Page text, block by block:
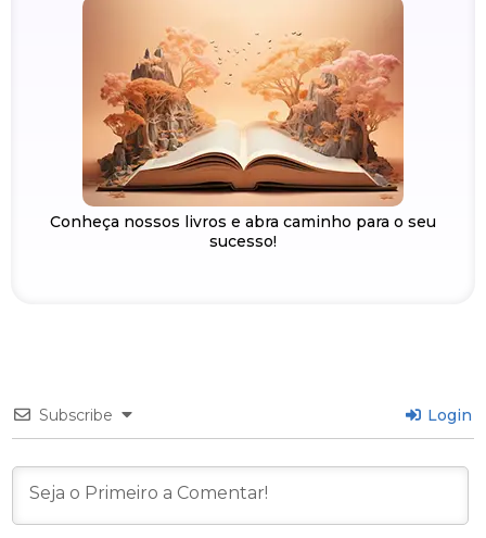
Conheça nossos livros e abra caminho para o seu
sucesso!
Subscribe Login